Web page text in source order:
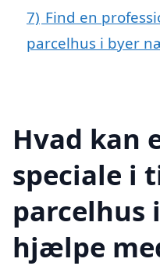
7) Find en
parcelhus i byer
Hvad kan
speciale i
parcelhus
hjælpe